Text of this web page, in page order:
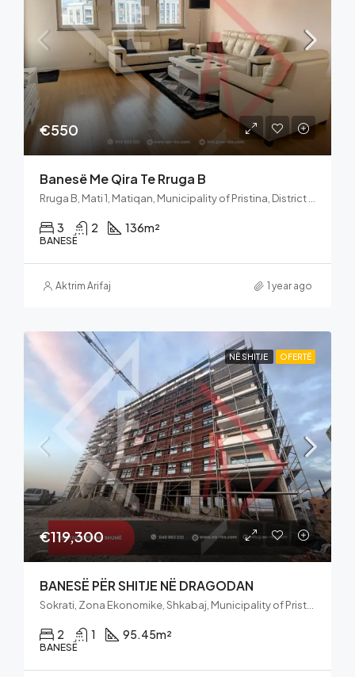
€550
Banesë Me Qira Te Rruga B
Rruga B, Mati 1, Matiqan, Municipality of Pristina, District of Prishtina, 10060, Kosovo
3 2 136m²
BANESË
Aktrim Arifaj 1 year ago
NË SHITJE OFERTË
€119,300
BANESË PËR SHITJE NË DRAGODAN
Sokrati, Zona Ekonomike, Shkabaj, Municipality of Pristina, District of Prishtina, 10000, Kosovo
2 1 95.45m²
BANESË